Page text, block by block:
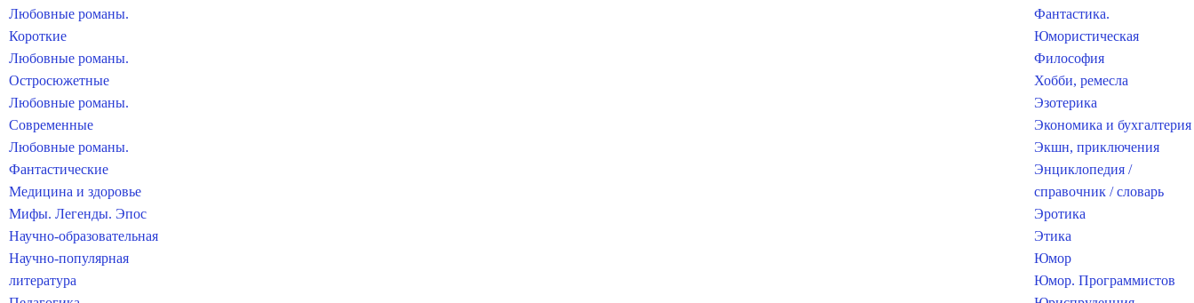
Любовные романы.
Короткие
Любовные романы.
Остросюжетные
Любовные романы.
Современные
Любовные романы.
Фантастические
Медицина и здоровье
Мифы. Легенды. Эпос
Научно-образовательная
Научно-популярная
литература
Фантастика.
Юмористическая
Философия
Хобби, ремесла
Эзотерика
Экономика и бухгалтерия
Экшн, приключения
Энциклопедия /
справочник / словарь
Эротика
Этика
Юмор
Юмор. Программистов